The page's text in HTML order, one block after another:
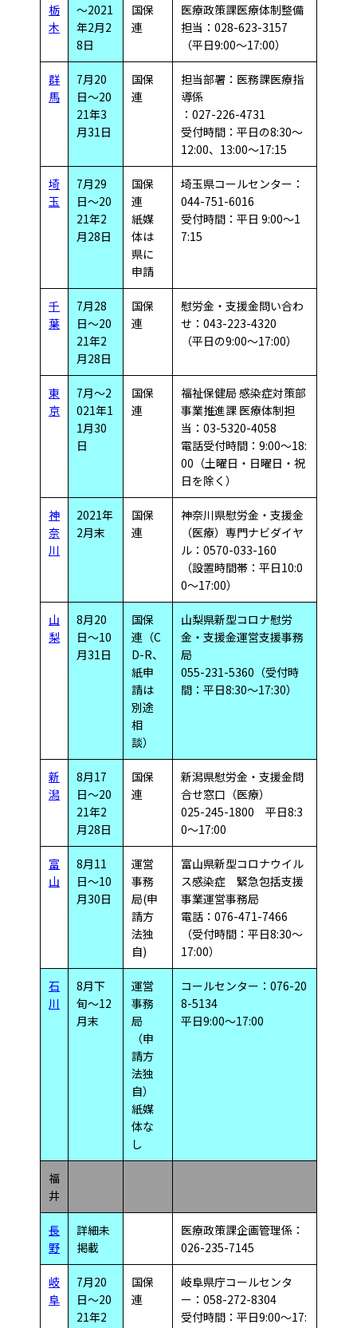
栃
木
～2021
年2月2
8日
国保
連
医療政策課医療体制整備
担当：028-623-3157
（平日9:00～17:00）
群
馬
7月20
日～20
21年3
月31日
国保
連
担当部署：医務課医療指
導係
：027-226-4731
受付時間：平日の8:30～
12:00、13:00～17:15
埼
玉
7月29
日～20
21年2
月28日
国保
連
紙媒
体は
県に
申請
埼玉県コールセンター：
044-751-6016
受付時間：平日 9:00～1
7:15
千
葉
7月28
日～20
21年2
月28日
国保
連
慰労金・支援金問い合わ
せ：043-223-4320
（平日の9:00～17:00）
東
京
7月～2
021年1
1月30
日
国保
連
福祉保健局 感染症対策部
事業推進課 医療体制担
当：03-5320-4058
電話受付時間：9:00～18:
00（土曜日・日曜日・祝
日を除く）
神
奈
川
2021年
2月末
国保
連
神奈川県慰労金・支援金
（医療）専門ナビダイヤ
ル：0570-033-160
（設置時間帯：平日10:0
0～17:00）
山
梨
8月20
日～10
月31日
国保
連（C
D-R、
紙申
請は
別途
相
談）
山梨県新型コロナ慰労
金・支援金運営支援事務
局
055-231-5360（受付時
間：平日8:30～17:30）
新
潟
8月17
日～20
21年2
月28日
国保
連
新潟県慰労金・支援金問
合せ窓口（医療）
025-245-1800 平日8:3
0～17:00
富
山
8月11
日～10
月30日
運営
事務
局(申
請方
法独
自)
富山県新型コロナウイル
ス感染症 緊急包括支援
事業運営事務局
電話：076-471-7466
（受付時間：平日8:30～
17:00）
石
川
8月下
旬～12
月末
運営
事務
局
（申
請方
法独
自）
紙媒
体な
し
コールセンター：076-20
8-5134
平日9:00～17:00
福
井
長
野
詳細未
掲載
医療政策課企画管理係：
026-235-7145
岐
阜
7月20
日～20
21年2
国保
連
岐阜県庁コールセンタ
ー：058-272-8304
受付時間：平日9:00～17: